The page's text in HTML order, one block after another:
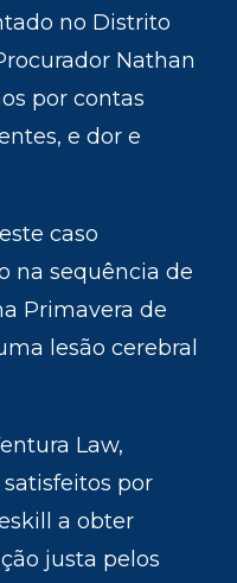
no Distrito
Nathan
por contas
e dor e
caso
na sequência de
Primavera de
lesão cerebral
Law,
por
a obter
justa pelos